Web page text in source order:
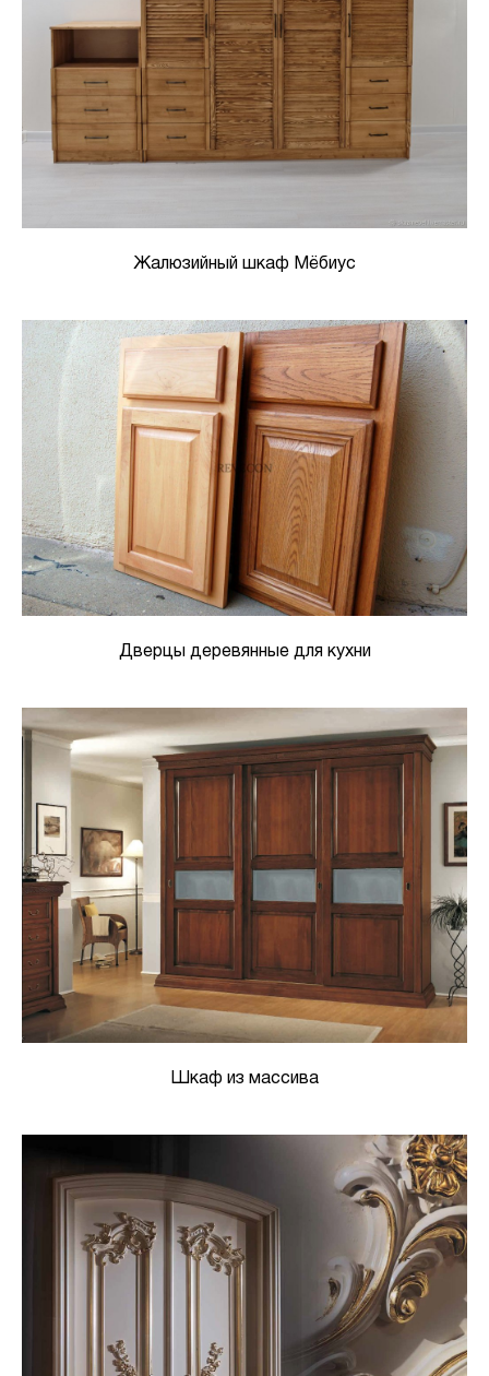
Жалюзийный шкаф Мёбиус
Дверцы деревянные для кухни
Шкаф из массива